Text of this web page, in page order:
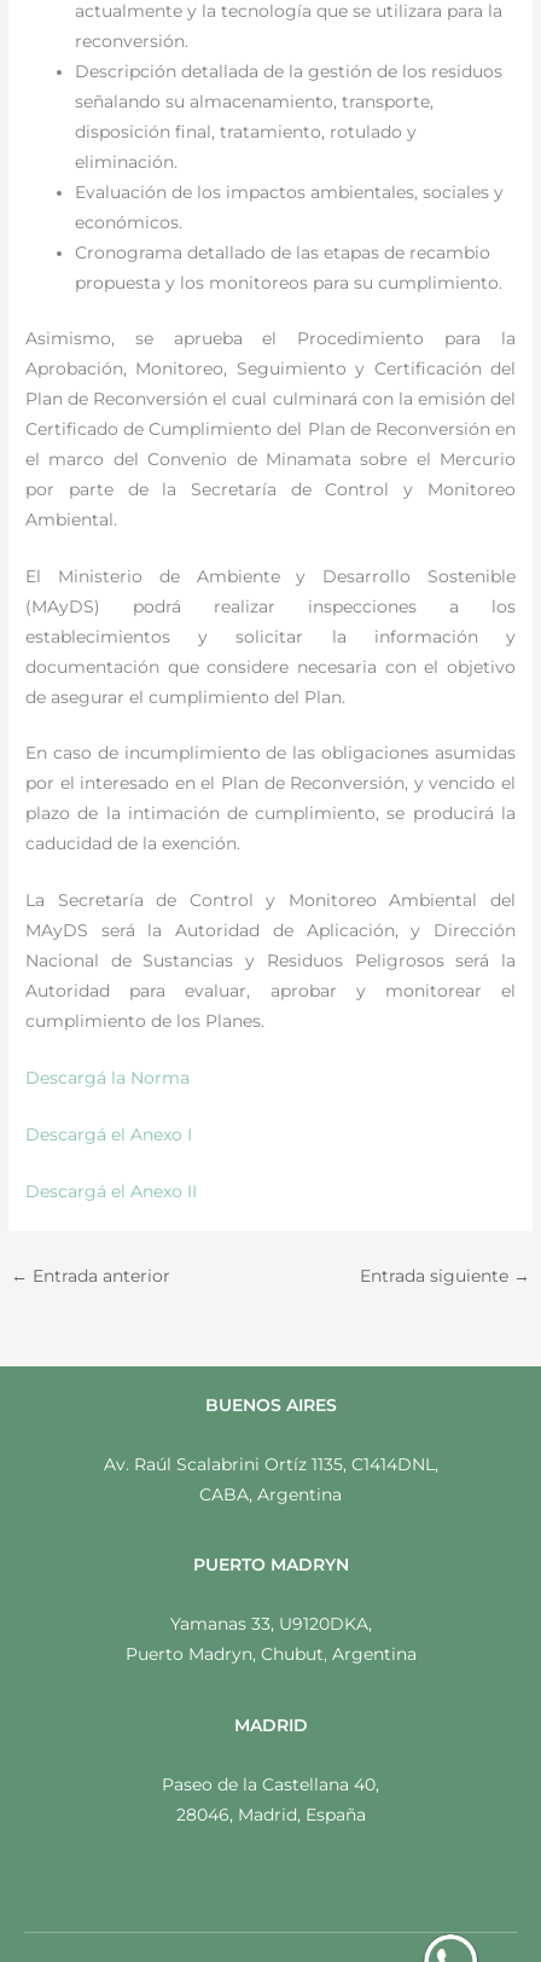
actualmente y la tecnología que se utilizara para la
reconversión.
Descripción detallada de la gestión de los residuos
señalando su almacenamiento, transporte,
disposición final, tratamiento, rotulado y
eliminación.
Evaluación de los impactos ambientales, sociales y
económicos.
Cronograma detallado de las etapas de recambio
propuesta y los monitoreos para su cumplimiento.
Asimismo, se aprueba el Procedimiento para la
Aprobación, Monitoreo, Seguimiento y Certificación del
Plan de Reconversión el cual culminará con la emisión del
Certificado de Cumplimiento del Plan de Reconversión en
el marco del Convenio de Minamata sobre el Mercurio
por parte de la Secretaría de Control y Monitoreo
Ambiental.
El Ministerio de Ambiente y Desarrollo Sostenible
(MAyDS) podrá realizar inspecciones a los
establecimientos y solicitar la información y
documentación que considere necesaria con el objetivo
de asegurar el cumplimiento del Plan.
En caso de incumplimiento de las obligaciones asumidas
por el interesado en el Plan de Reconversión, y vencido el
plazo de la intimación de cumplimiento, se producirá la
caducidad de la exención.
La Secretaría de Control y Monitoreo Ambiental del
MAyDS será la Autoridad de Aplicación, y Dirección
Nacional de Sustancias y Residuos Peligrosos será la
Autoridad para evaluar, aprobar y monitorear el
cumplimiento de los Planes.
Descargá la Norma
Descargá el Anexo I
Descargá el Anexo II
← Entrada anterior Entrada siguiente →
BUENOS AIRES
Av. Raúl Scalabrini Ortíz 1135, C1414DNL,
CABA, Argentina
PUERTO MADRYN
Yamanas 33, U9120DKA,
Puerto Madryn, Chubut, Argentina
MADRID
Paseo de la Castellana 40,
28046, Madrid, España